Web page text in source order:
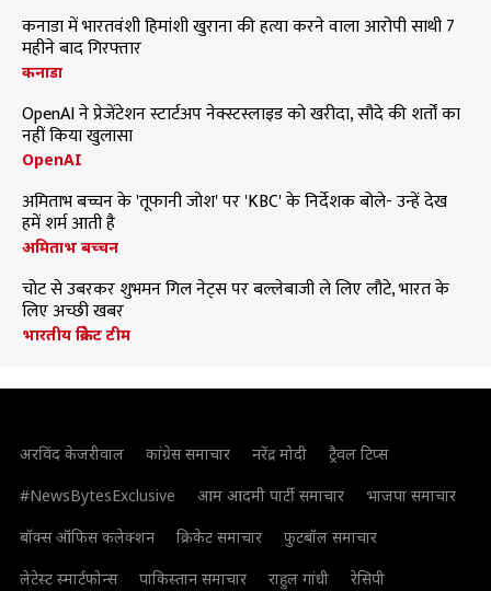
कनाडा में भारतवंशी हिमांशी खुराना की हत्या करने वाला आरोपी साथी 7
महीने बाद गिरफ्तार
कनाडा
OpenAI ने प्रेजेंटेशन स्टार्टअप नेक्स्टस्लाइड को खरीदा, सौदे की शर्तों का
नहीं किया खुलासा
OpenAI
अमिताभ बच्चन के 'तूफानी जोश' पर 'KBC' के निर्देशक बोले- उन्हें देख
हमें शर्म आती है
अमिताभ बच्चन
चोट से उबरकर शुभमन गिल नेट्स पर बल्लेबाजी ले लिए लौटे, भारत के
लिए अच्छी खबर
भारतीय क्रिकेट टीम
अरविंद केजरीवाल कांग्रेस समाचार नरेंद्र मोदी
ट्रैवल टिप्स
#NewsBytesExclusive
आम आदमी पार्टी समाचार
भाजपा समाचार
बॉक्स ऑफिस कलेक्शन
क्रिकेट समाचार
फुटबॉल समाचार
लेटेस्ट स्मार्टफोन्स
पाकिस्तान समाचार राहुल गांधी रेसिपी